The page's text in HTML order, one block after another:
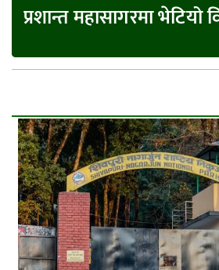
प्रशान्त महासागरमा भेटियो